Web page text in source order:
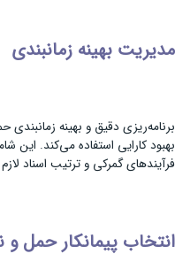
مدیریت بهینه زمانبندی
برنامه‌ریزی دقیق و بهینه زمانبندی
بهبود کارایی استفاده می‌کند. این
فرآیندهای گمرکی و ترتیب اسناد
انتخاب پیمانکار حمل